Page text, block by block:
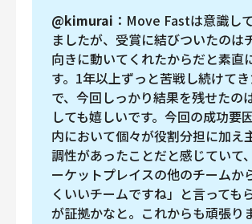
@kimurai ：Move Fastは意識し
ましたが、受賞に結びついたのは
向きに動いてくれたからだと素直
す。1年以上ずっと苦戦し続けて
で、今回しっかり結果を残せたの
しても嬉しいです。今回の成功要
内において個々が役割分担に加え
調性があったことだと感じていて
ーケットプレイスの他のチームか
くいいチームですね」と言っても
が証拠かなと。これからも頑張り